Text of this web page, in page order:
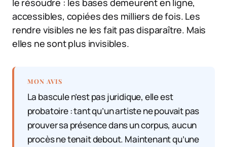
accessibles, copiées des milliers de fois. Les
rendre visibles ne les fait pas disparaître. Mais
elles ne sont plus invisibles.
MON AVIS
La bascule n’est pas juridique, elle est
probatoire : tant qu’un artiste ne pouvait pas
prouver sa présence dans un corpus, aucun
procès ne tenait debout. Maintenant qu’une